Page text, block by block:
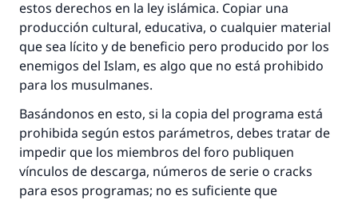
estos derechos en la ley islámica. Copiar una
producción cultural, educativa, o cualquier material
que sea lícito y de beneficio pero producido por los
enemigos del Islam, es algo que no está prohibido
para los musulmanes.
Basándonos en esto, si la copia del programa está
prohibida según estos parámetros, debes tratar de
impedir que los miembros del foro publiquen
vínculos de descarga, números de serie o cracks
para esos programas; no es suficiente que